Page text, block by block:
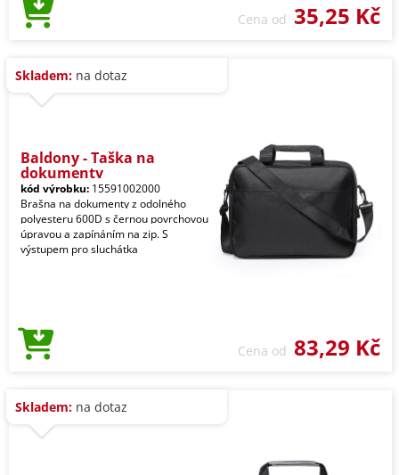
Cena od 35,25 Kč
Skladem: na dotaz
Baldony - Taška na
dokumenty
kód výrobku: 15591002000
Brašna na dokumenty z odolného
polyesteru 600D s černou povrchovou
úpravou a zapínáním na zip. S
výstupem pro sluchátka
Cena od 83,29 Kč
Skladem: na dotaz